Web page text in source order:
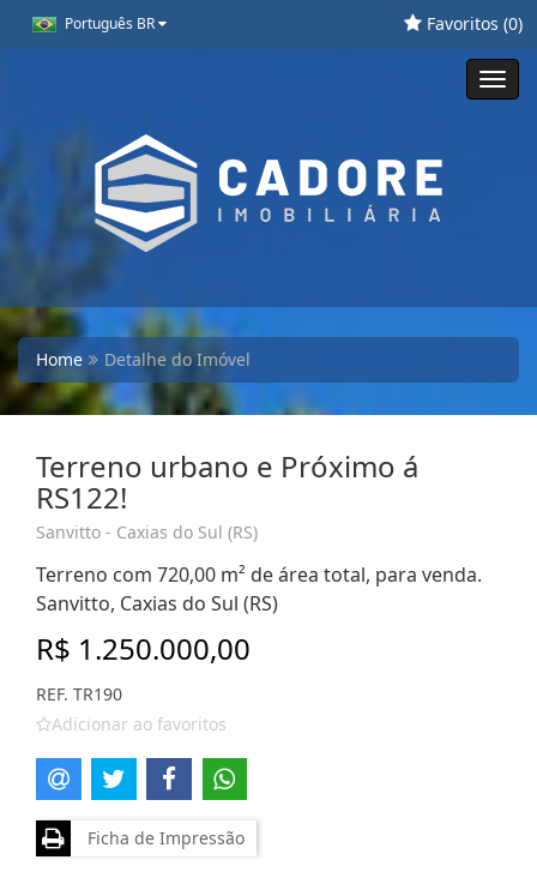
Português BR Favoritos (0)
Home Detalhe do Imóvel
Terreno urbano e Próximo á
RS122!
Sanvitto - Caxias do Sul (RS)
Terreno com 720,00 m² de área total, para venda.
Sanvitto, Caxias do Sul (RS)
R$ 1.250.000,00
REF. TR190
Adicionar ao favoritos
Ficha de Impressão